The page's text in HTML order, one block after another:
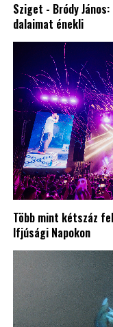
Sziget - Bródy
dalaimat énekli
Több mint kétszáz
Ifjúsági Napokon